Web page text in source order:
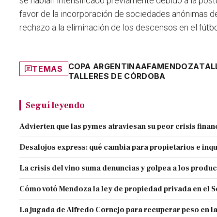
favor de la incorporación de sociedades anónimas
rechazo a la eliminación de los descensos en el
TEMAS COPA ARGENTINAAFAMENDOZA
TALLERES DE CÓRDOBA
Seguí leyendo
Advierten que las pymes atraviesan su peor crisis
Desalojos express: qué cambia para propietarios e
La crisis del vino suma denuncias y golpea a los
Cómo votó Mendoza la ley de propiedad privada en el
La jugada de Alfredo Cornejo para recuperar peso en